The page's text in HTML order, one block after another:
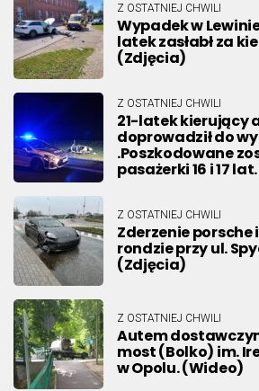
Z OSTATNIEJ CHWILI
Wypadek w
latek zasłabł za
(Zdjęcia)
Z OSTATNIEJ CHWILI
21-latek kierujący
doprowadził do
.Poszkodowane
pasażerki 16 i 17 lat.
Z OSTATNIEJ CHWILI
Zderzenie porsche
rondzie przy ul.
(Zdjęcia)
Z OSTATNIEJ CHWILI
Autem
most (Bolko) im.
w Opolu. (Wideo)